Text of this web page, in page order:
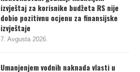
Konsolidovani godišnji finansijski
izvještaj za korisnike budžeta RS nije
dobio pozitivnu ocjenu za finansijske
izvještaje